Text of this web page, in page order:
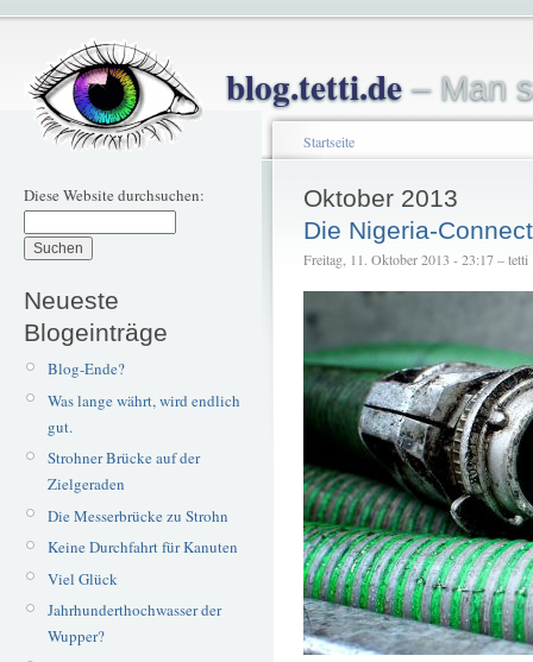
blog.tetti.de– Man
Diese Website durchsuchen:
Neueste
Blogeinträge
Blog-Ende?
Was lange währt, wird endlich
gut.
Strohner Brücke auf der
Zielgeraden
Die Messerbrücke zu Strohn
Keine Durchfahrt für Kanuten
Viel Glück
Jahrhunderthochwasser der
Wupper?
Startseite
Oktober 2013
Die Nigeria-
Freitag, 11. Oktober 2013 - 23:17 – tetti